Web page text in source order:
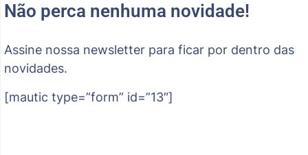
Não perca nenhuma novidade!
Assine nossa newsletter para ficar por dentro das
novidades.
[mautic type=”form” id=”13″]